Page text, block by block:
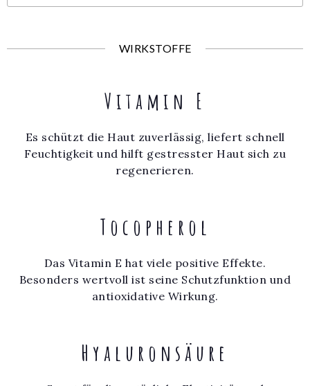
WIRKSTOFFE
Vitamin E
Es schützt die Haut zuverlässig, liefert schnell
Feuchtigkeit und hilft gestresster Haut sich zu
regenerieren.
Tocopherol
Das Vitamin E hat viele positive Effekte.
Besonders wertvoll ist seine Schutzfunktion und
antioxidative Wirkung.
Hyaluronsäure